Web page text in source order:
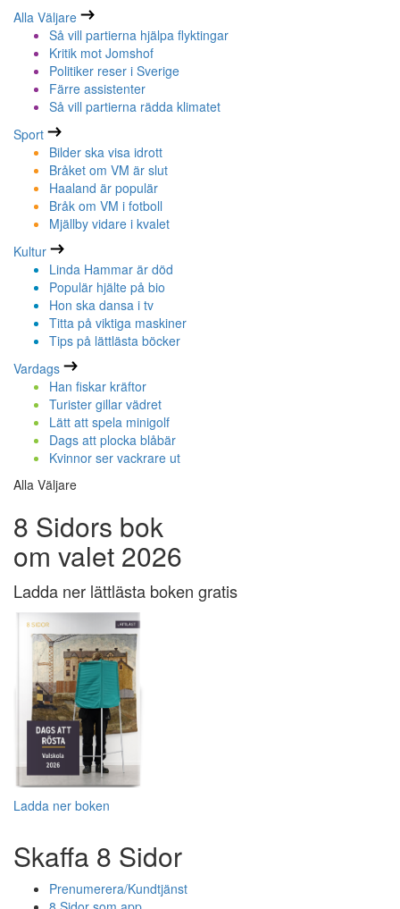
Alla Väljare
Så vill partierna hjälpa flyktingar
Kritik mot Jomshof
Politiker reser i Sverige
Färre assistenter
Så vill partierna rädda klimatet
Sport
Bilder ska visa idrott
Bråket om VM är slut
Haaland är populär
Bråk om VM i fotboll
Mjällby vidare i kvalet
Kultur
Linda Hammar är död
Populär hjälte på bio
Hon ska dansa i tv
Titta på viktiga maskiner
Tips på lättlästa böcker
Vardags
Han fiskar kräftor
Turister gillar vädret
Lätt att spela minigolf
Dags att plocka blåbär
Kvinnor ser vackrare ut
Alla Väljare
8 Sidors bok
om valet 2026
Ladda ner lättlästa boken gratis
Ladda ner boken
Skaffa 8 Sidor
Prenumerera/Kundtjänst